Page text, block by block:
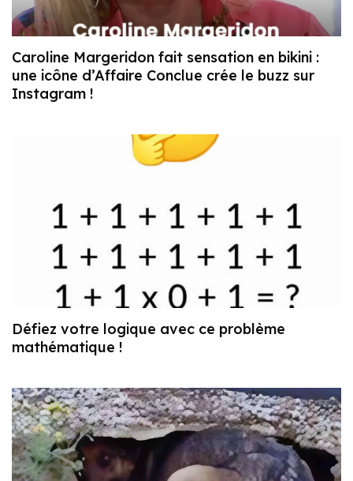
Caroline Margeridon fait sensation en bikini :
une icône d’Affaire Conclue crée le buzz sur
Instagram !
Défiez votre logique avec ce problème
mathématique !